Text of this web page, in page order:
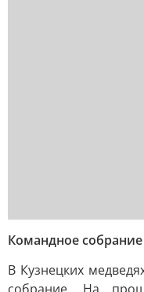
Командное
В Кузнецких